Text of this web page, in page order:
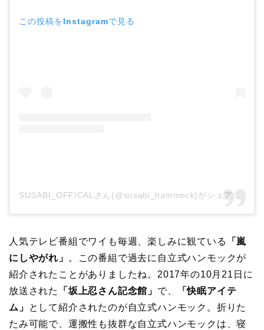
この投稿をInstagramで見る
人気テレビ番組でワイも毎週、楽しみに観ている
「嵐
にしやがれ」
。この番組で過去に自立式ハンモックが
紹介されたことがありましたね。2017年の10月21日に
放送された
「坂上忍さん記念館」 で、
「快眠アイテ
ム」
として紹介されたのが自立式ハンモック。折りた
たみ可能で、運搬性も抜群な自立式ハンモックは、寝